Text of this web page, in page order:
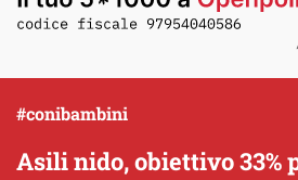
Asili nido, obiettivo 33%
#conibambini